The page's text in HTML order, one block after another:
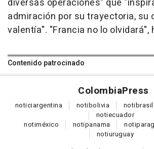
diversas operaciones" que
admiración por su trayectoria, su
valentía". "Francia no lo olvidará",
Contenido patrocinado
ColombiaPress
noticiargentina notibolivia notibrasil
notiecuador
notiméxico notipanama noti
notiuruguay